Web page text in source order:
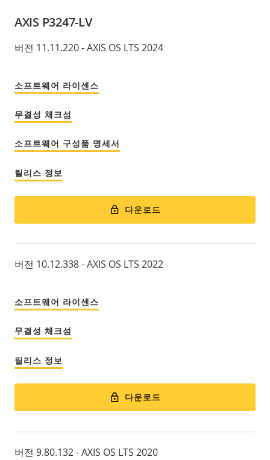
AXIS P3247-LV
버전 11.11.220 - AXIS OS LTS 2024
소프트웨어 라이센스
무결성 체크섬
소프트웨어 구성품 명세서
릴리스 정보
다운로드
버전 10.12.338 - AXIS OS LTS 2022
소프트웨어 라이센스
무결성 체크섬
릴리스 정보
다운로드
버전 9.80.132 - AXIS OS LTS 2020